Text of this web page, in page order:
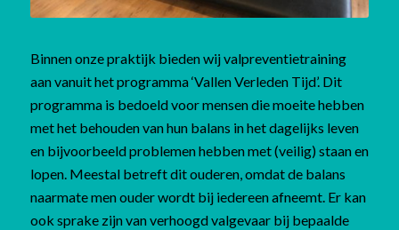
Binnen onze praktijk bieden wij valpreventietraining
aan vanuit het programma ‘Vallen Verleden Tijd’. Dit
programma is bedoeld voor mensen die moeite hebben
met het behouden van hun balans in het dagelijks leven
en bijvoorbeeld problemen hebben met (veilig) staan en
lopen. Meestal betreft dit ouderen, omdat de balans
naarmate men ouder wordt bij iedereen afneemt. Er kan
ook sprake zijn van verhoogd valgevaar bij bepaalde